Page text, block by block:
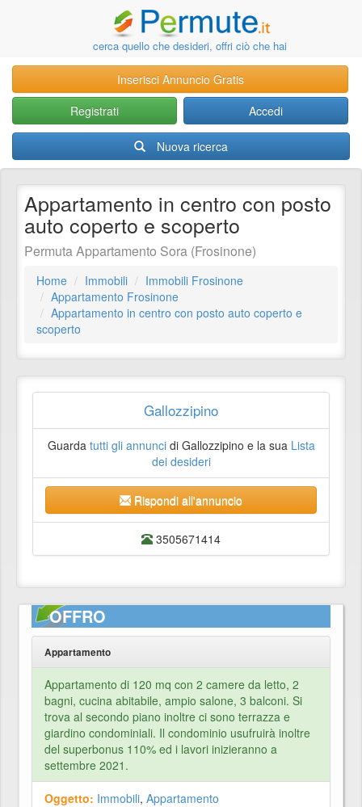
cerca quello che desideri, offri ciò che hai
Inserisci Annuncio Gratis
Registrati
Accedi
Nuova ricerca
Appartamento in centro con posto
auto coperto e scoperto
Permuta Appartamento Sora (Frosinone)
Home Immobili
Immobili Frosinone
Appartamento Frosinone
Appartamento in centro con posto auto coperto e
scoperto
Gallozzipino
Guarda tutti gli annuncidi Gallozzipino e la sua Lista
dei desideri
Rispondi all'annuncio
3505671414
OFFRO
Appartamento
Appartamento di 120 mq con 2 camere da letto, 2
bagni, cucina abitabile, ampio salone, 3 balconi. Si
trova al secondo piano inoltre ci sono terrazza e
giardino condominiali. Il condominio usufruirà inoltre
del superbonus 110% ed i lavori inizieranno a
settembre 2021.
Oggetto: Immobili, Appartamento